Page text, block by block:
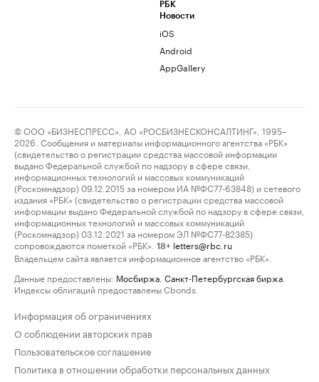
РБК
Новости
iOS
Android
AppGallery
© ООО «БИЗНЕСПРЕСС», АО «РОСБИЗНЕСКОНСАЛТИНГ», 1995–
2026. Сообщения и материалы информационного агентства «РБК»
(свидетельство о регистрации средства массовой информации
выдано Федеральной службой по надзору в сфере связи,
информационных технологий и массовых коммуникаций
(Роскомнадзор) 09.12.2015 за номером ИА №ФС77-63848) и сетевого
издания «РБК» (свидетельство о регистрации средства массовой
информации выдано Федеральной службой по надзору в сфере связи,
информационных технологий и массовых коммуникаций
(Роскомнадзор) 03.12.2021 за номером ЭЛ №ФС77-82385)
сопровождаются пометкой «РБК».
18+ letters@rbc.ru
Владельцем сайта является информационное агентство «РБК».
Данные предоставлены: Мосбиржа Санкт-Петербургская биржа
Индексы облигаций предоставлены Cbonds.
Информация об ограничениях
О соблюдении авторских прав
Пользовательское соглашение
Политика в отношении обработки персональных данных